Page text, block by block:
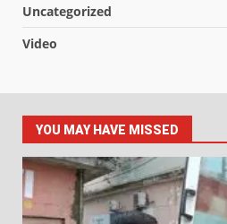
Uncategorized
Video
YOU MAY HAVE MISSED